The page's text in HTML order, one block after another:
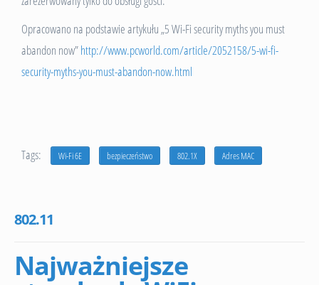
Opracowano na podstawie artykułu „5 Wi-Fi security myths you must
abandon now”http://www.pcworld.com/article/2052158/5-wi-fi-
security-myths-you-must-abandon-now.html
Tags: Wi-Fi 6E bezpieczeństwo 802.1X Adres MAC
802.11
Najważniejsze